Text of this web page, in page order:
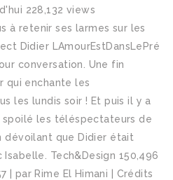
228,132 views
à retenir ses larmes sur les
Didier LAmourEstDansLePré
conversation. Une fin
qui enchante les
les lundis soir ! Et puis il y a
spoilé les téléspectateurs de
dévoilant que Didier était
Tech&Design 150,496
| par Rime El Himani | Crédits